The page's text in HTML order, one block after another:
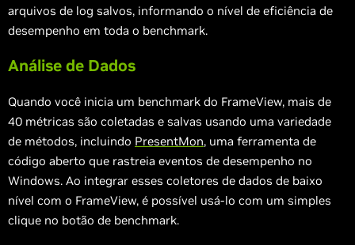
arquivos de log salvos, informando o nível de eficiência de
desempenho em toda o benchmark.
Análise de Dados
Quando você inicia um benchmark do FrameView, mais de
40 métricas são coletadas e salvas usando uma variedade
de métodos, incluindo PresentMon, uma ferramenta de
código aberto que rastreia eventos de desempenho no
Windows. Ao integrar esses coletores de dados de baixo
nível com o FrameView, é possível usá-lo com um simples
clique no botão de benchmark.